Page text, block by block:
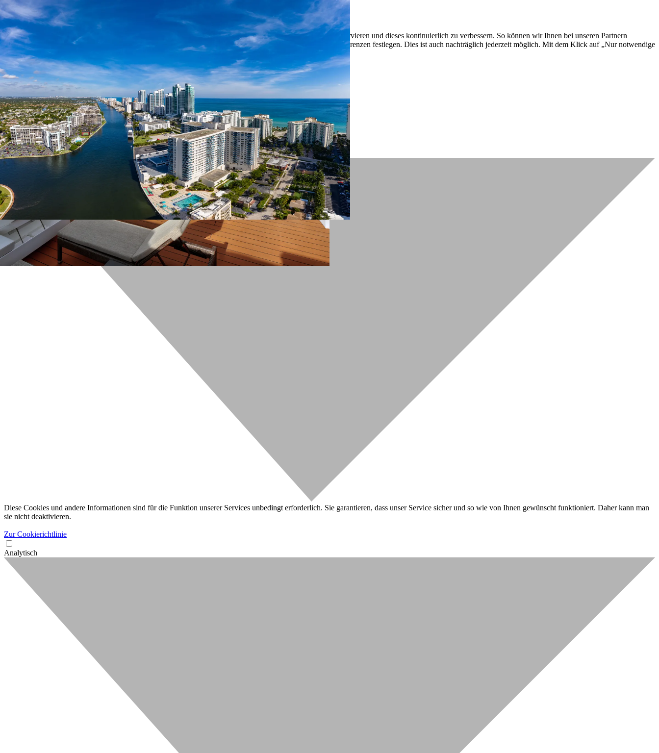
Nur notwendige Cookies
Unvergleichlich lecker
Mit dem Klick auf „geht klar” ermöglichen Sie uns Ihnen über Cookies ein verbessertes Nutzungserlebnis zu servieren und dieses kontinuierlich zu verbessern. So können wir Ihnen bei unseren Partnern
personalisierte Werbung und passende Angebote anzeigen. Über „anpassen” können Sie Ihre persönlichen Präferenzen festlegen. Dies ist auch nachträglich jederzeit möglich. Mit dem Klick auf „Nur notwendige
Cookies” werden lediglich technisch notwendige Cookies gespeichert.
Anpassen Geht klar
Datenschutzerklärung
Cookierichtlinie Impressum
« zurück
Ihre Cookie-Präferenzen verwalten
Wählen Sie, welche Cookies Sie auf check24.de akzeptieren.
Die Cookierichtlinie finden Siehier.
Notwendig
Diese Cookies und andere Informationen sind für die Funktion unserer Services unbedingt erforderlich. Sie garantieren, dass unser Service sicher und so wie von Ihnen gewünscht funktioniert. Daher kann man
sie nicht deaktivieren.
Zur Cookierichtlinie
Analytisch